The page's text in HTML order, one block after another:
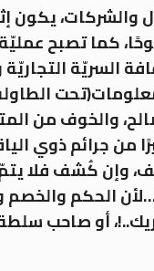
والشركات، يكون
كما تصبح عمليّة
السريّة
والخوف من
من جرائم ذوي
وإن كُشف فلا يتمّ
الحكم والخصم
أو صاحب